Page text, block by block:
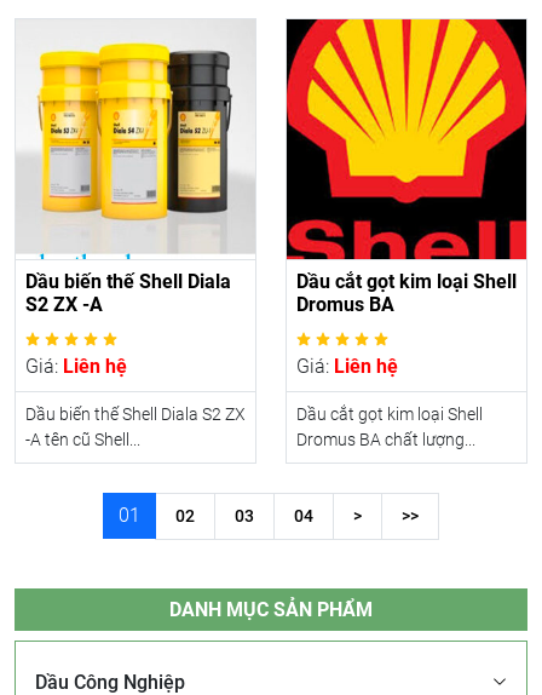
Dầu biến thế Shell Diala
S2 ZX -A
Giá: Liên hệ
Dầu biến thế Shell Diala S2 ZX
-A tên cũ Shell...
Dầu cắt gọt kim loại Shell
Dromus BA
Giá: Liên hệ
Dầu cắt gọt kim loại Shell
Dromus BA chất lượng...
01 02 03 04 > >>
DANH MỤC SẢN PHẨM
Dầu Công Nghiệp